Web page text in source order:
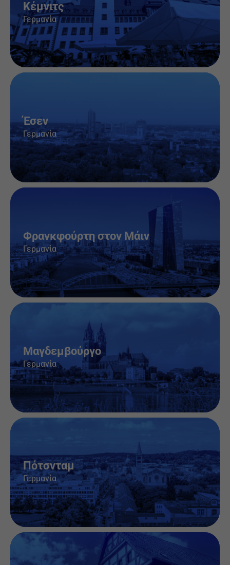
Κέμνιτς
Γερμανία
Έσεν
Γερμανία
Φρανκφούρτη στον Μάιν
Γερμανία
Μαγδεμβούργο
Γερμανία
Πότσνταμ
Γερμανία
Θέσεις εργασίας & πληροφορίες